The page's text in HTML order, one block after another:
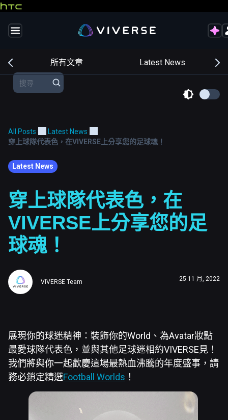
所有文章 Latest News
All Posts
Latest News
穿上球隊代表色，在VIVERSE上分享您的足球魂！
Latest News
穿上球隊代表色，在
VIVERSE上分享您的足
球魂！
VIVERSE Team 25 11 月, 2022
展現你的球迷精神：裝飾你的World、為Avatar妝點
最愛球隊代表色，並與其他足球迷相約VIVERSE見！
我們將與你一起歡慶這場最熱血沸騰的年度盛事，請
務必鎖定精選Football Worlds ！